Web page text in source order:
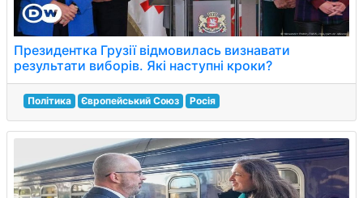
Президентка Грузії відмовилась визнавати
результати виборів. Які наступні кроки?
Політика Європейський Союз Росія